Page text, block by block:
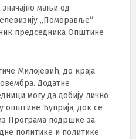
мањи од
„Поморавље“
председника Општине
Милојевић, до краја
Додатне
могу да добију лично
општине Ћуприја, док се
Програма подршке за
политике и политике